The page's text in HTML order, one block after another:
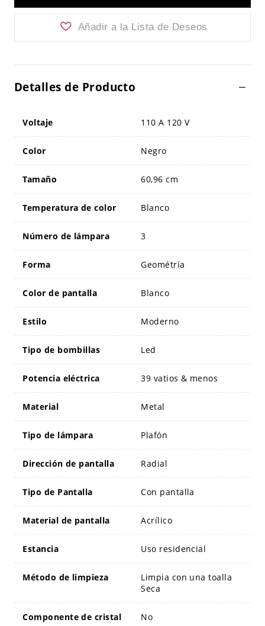
Añadir a la Lista de Deseos
Detalles de Producto
Voltaje 110 A 120 V
Color Negro
Tamaño 60,96 cm
Temperatura de color Blanco
Número de lámpara 3
Forma Geométría
Color de pantalla Blanco
Estilo Moderno
Tipo de bombillas Led
Potencia eléctrica 39 vatios & menos
Material Metal
Tipo de lámpara Plafón
Dirección de pantalla Radial
Tipo de Pantalla Con pantalla
Material de pantalla Acrílico
Estancia Uso residencial
Método de limpieza
Limpia con una toalla
Seca
Componente de cristal No